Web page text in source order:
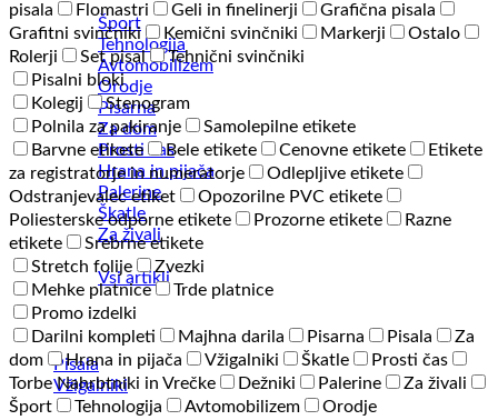
Šport
Tehnologija
Avtomobilizem
Orodje
Pisarna
Za dom
Prosti čas
Hrana in pijača
Palerine
Škatle
Za živali
Vsi artikli
Pisala
Vžigalniki
pisala
Flomastri Geli in finelinerji
Grafična pisala
Grafitni svinčniki
Kemični svinčniki Markerji
Ostalo
Rolerji
Set pisal
Tehnični svinčniki
Pisalni bloki
Kolegij
Stenogram
Polnila za pakiranje
Samolepilne etikete
Barvne etikete
Bele etikete Cenovne etikete
Etikete
za registratorje in numeratorje
Odlepljive etikete
Odstranjevalec etiket
Opozorilne PVC etikete
Poliesterske odporne etikete
Prozorne etikete
Razne
etikete
Srebrne etikete
Stretch folije
Zvezki
Mehke platnice
Trde platnice
Promo izdelki
Darilni kompleti
Majhna darila Pisarna Pisala
Za
dom
Hrana in pijača Vžigalniki Škatle
Prosti čas
Torbe Nahrbtniki in Vrečke
Dežniki Palerine
Za živali
Šport
Tehnologija Avtomobilizem
Orodje